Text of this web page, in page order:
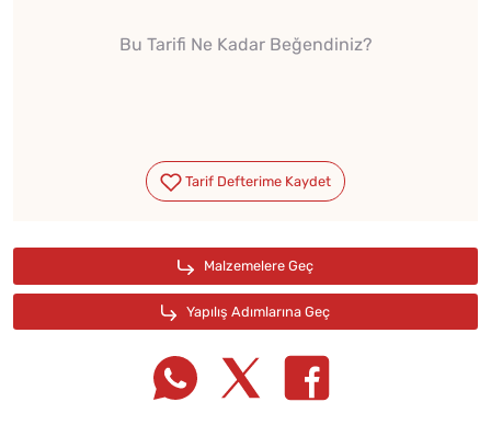
Bu Tarifi Ne Kadar Beğendiniz?